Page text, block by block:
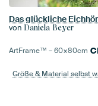
Das glückliche
von Daniela Beyer
ArtFrame™ –60×80cm
Größe & Material selbst